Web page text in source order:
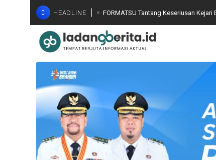
HEADLINE FORMATSU Tantang Keseriusan